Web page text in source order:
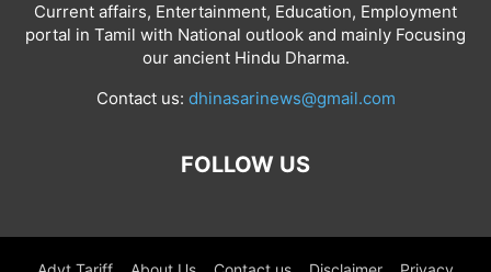
Current affairs, Entertainment, Education, Employment
portal in Tamil with National outlook and mainly Focusing
our ancient Hindu Dharma.
Contact us: dhinasarinews@gmail.com
FOLLOW US